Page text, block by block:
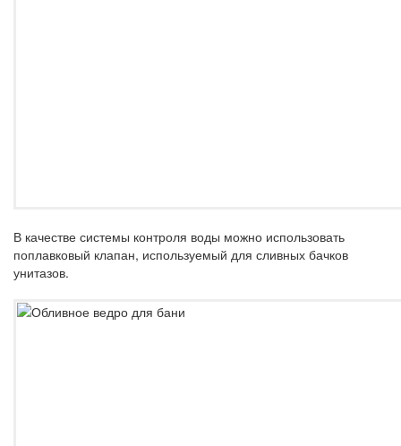
В качестве системы контроля воды можно использовать
поплавковый клапан, используемый для сливных бачков
унитазов.